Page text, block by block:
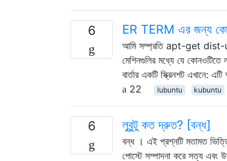
6 ER TERM এর জন্য কোনও
আমি সম্প্রতি apt-get dist-
মেশিনগুলির মধ্যে যে
বার্তার একটি স্ক্রিনশট এখানে:
22
lubuntu kubuntu
6 লুবুন্টু কত দ্রুত? [বন্ধ]
বন্ধ । এই প্রশ্নটি মতামত
পোস্টে সম্পাদনা করে সত্য এবং